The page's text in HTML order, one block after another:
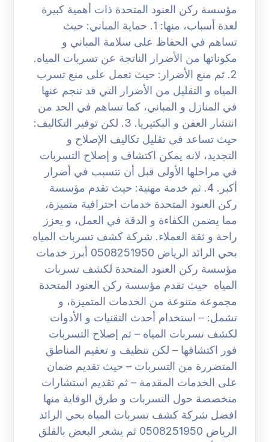
مؤسسة ركن العنود المتحدة ذات أهمية كبيرة
لعدة أسباب، منها: 1. حماية المباني: حيث
تساهم في الحفاظ على سلامة المباني و
مكوناتها من الأضرار الناتجة عن تسربات المياه.
2. ثم منع الأضرار: حيث تعمل على منع تسرب
المياه و التقليل من الأضرار التي قد تنجم عنها
في المنازل و المباني، كما تساهم في الحد من
انتشار العفن و البكتيريا. 3. لكن توفير التكاليف:
حيث تساعد في تقليل تكاليف الإصلاح و
التجديد، لانه يمكن اكتشاف و إصلاح التسربات
في مراحلها الأولى قبل أن تتسبب في أضرار
أكبر. 4. ثم خدمة مهنية: حيث تقدم مؤسسة
ركن العنود المتحدة خدمات احترافية متميزة،
مما يضمن الكفاءة و الدقة في العمل، و يعزز
راحة و ثقة العملاء. شركة كشف تسربات المياه
بحي الرائد الرياض 0508251950 أبرز خدمات
مؤسسة ركن العنود المتحدة لكشف تسربات
المياه حيث تقدم مؤسسة ركن العنود المتحدة
مجموعة متنوعة من الخدمات المتميزة، و
تشمل: – استخدام أحدث التقنيات و الأدوات
لكشف تسربات المياه – ثم إصلاح التسربات
فور اكتشافها – لكن تنظيف و تعقيم المناطق
المتضررة من التسربات – حيث تقديم ضمان
على الخدمات المقدمة – ثم تقديم استشارات
متخصصة حول التسربات و طرق الوقاية منها
افضل شركة كشف تسربات المياه بحي الرائد
الرياض 0508251950 ثم يشعر البعض بالقلق